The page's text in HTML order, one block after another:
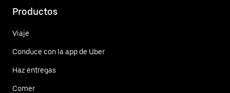
Productos
Viaje
Conduce con la app de Uber
Haz entregas
Comer